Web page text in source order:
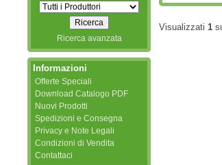
Visualizzati 1
Ricerca avanzata
Informazioni
Offerte Speciali
Download Catalogo PDF
Nuovi Prodotti
Spedizioni e Consegna
Privacy e Note Legali
Condizioni di Vendita
Contattaci